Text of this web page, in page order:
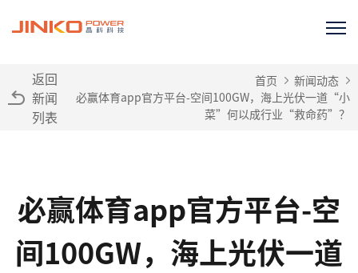
返回
新闻
列表
首页
新闻动态
必赢体育app官方平台-空间100GW，海上光伏一道“小
菜”何以成行业“救命药”？
必赢体育app官方平台-空
间100GW，海上光伏一道